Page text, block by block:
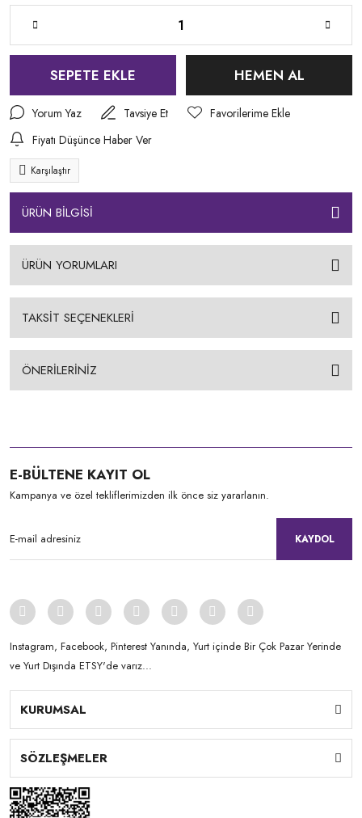
SEPETE EKLE HEMEN AL
Yorum Yaz
Tavsiye Et
Fiyatı Düşünce Haber Ver
Karşılaştır
ÜRÜN BİLGİSİ
ÜRÜN YORUMLARI
TAKSİT SEÇENEKLERİ
ÖNERİLERİNİZ
E-BÜLTENE KAYIT OL
Kampanya ve özel tekliflerimizden ilk önce siz yararlanın.
KAYDOL
Instagram, Facebook, Pinterest Yanında, Yurt içinde Bir Çok Pazar Yerinde
ve Yurt Dışında ETSY'de varız...
KURUMSAL
SÖZLEŞMELER